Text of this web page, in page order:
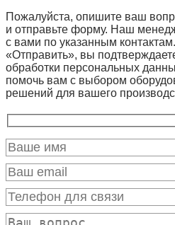
Пожалуйста, опишите ваш
и отправьте форму. Наш
с вами по указанным
«Отправить», вы
обработки персональных
помочь вам с выбором
решений для вашего